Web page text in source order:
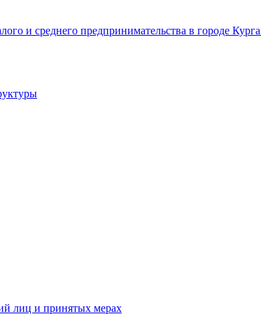
и среднего предпринимательства в городе
лиц и принятых мерах